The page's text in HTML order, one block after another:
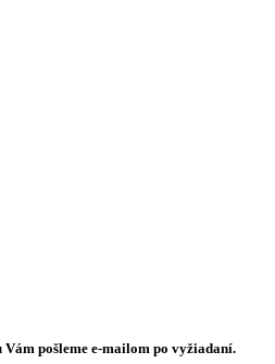
pošleme e-mailom po vyžiadaní.